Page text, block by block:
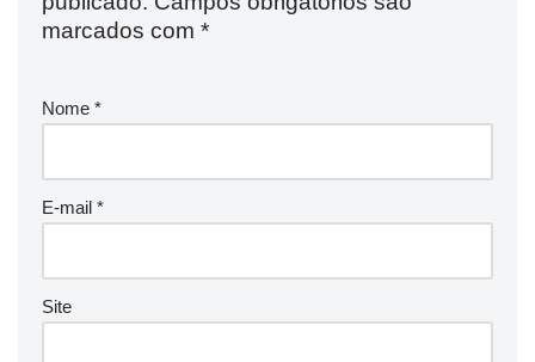
marcados com *
Nome *
E-mail *
Site